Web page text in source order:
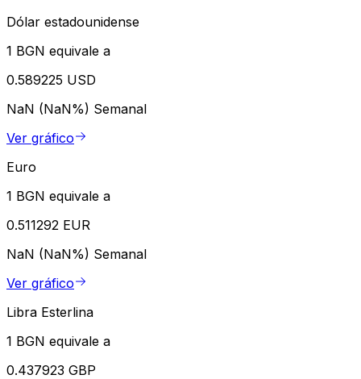
Dólar estadounidense
1 BGN equivale a
0.589225 USD
NaN (NaN%) Semanal
Ver gráfico
Euro
1 BGN equivale a
0.511292 EUR
NaN (NaN%) Semanal
Ver gráfico
Libra Esterlina
1 BGN equivale a
0.437923 GBP